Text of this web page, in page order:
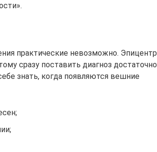
практические невозможно. Эпицентр
сразу поставить диагноз достаточно
знать, когда появляются вешние